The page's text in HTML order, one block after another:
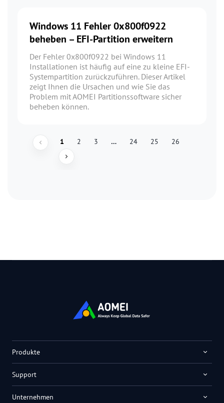
Windows 11 Fehler 0x800f0922
beheben – EFI-Partition erweitern
Der Fehler 0x800f0922 bei Windows 11
Installationen ist häufig auf eine zu kleine EFI-
Systempartition zurückzuführen. Dieser Artikel
zeigt Ihnen die Ursachen und wie Sie das
Problem mit AOMEI Partitionssoftware sicher
beheben können.
1 2 3 … 24 25 26
Produkte
Support
Unternehmen